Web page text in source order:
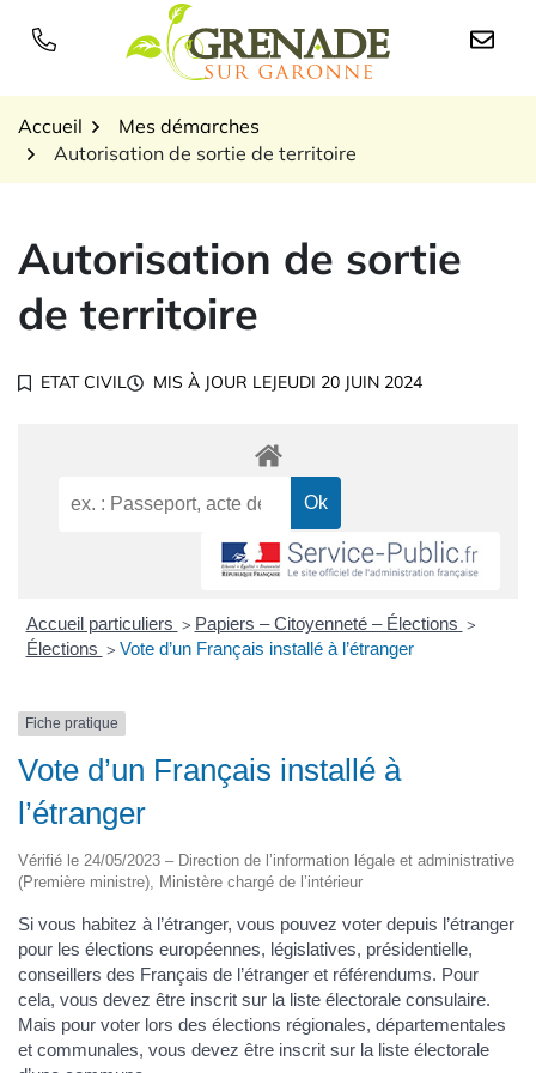
Logo Grenade sur
Accueil
Mes démarches
Autorisation de sortie de territoire
Autorisation de sortie
de territoire
ETAT CIVIL MIS À JOUR LEJEUDI 20 JUIN 2024
Accueil particuliers > Papiers – Citoyenneté – Élections >
Élections > Vote d’un Français installé à l’étranger
Fiche pratique
Vote d’un Français installé à
l’étranger
Vérifié le 24/05/2023 – Direction de l’information légale et administrative
(Première ministre), Ministère chargé de l’intérieur
Si vous habitez à l’étranger, vous pouvez voter depuis l’étranger
pour les élections européennes, législatives, présidentielle,
conseillers des Français de l’étranger et référendums. Pour
cela, vous devez être inscrit sur la liste électorale consulaire.
Mais pour voter lors des élections régionales, départementales
et communales, vous devez être inscrit sur la liste électorale